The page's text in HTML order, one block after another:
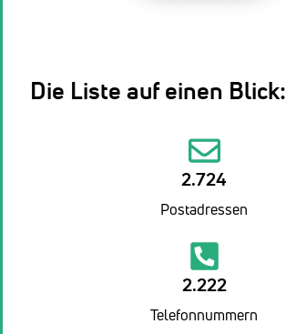
Die Liste auf einen Blick:
2.724
Postadressen
2.222
Telefonnummern